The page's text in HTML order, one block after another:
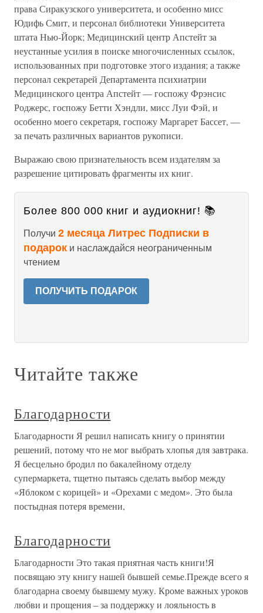
права Сиракузского университета, и особенно мисс
Юдифь Смит, и персонал библиотеки Университета
штата Нью-Йорк; Медицинский центр Апстейт за
неустанные усилия в поиске многочисленных ссылок,
использованных при подготовке этого издания; а также
персонал секретарей Департамента психиатрии
Медицинского центра Апстейт — госпожу Фрэнсис
Роджерс, госпожу Бетти Хэндли, мисс Луи Фэй, и
особенно моего секретаря, госпожу Маргарет Бассет, —
за печать различных вариантов рукописи.
Выражаю свою признательность всем издателям за
разрешение цитировать фрагменты их книг.
Более 800 000 книг и аудиокниг! 📚
Получи 2 месяца Литрес Подписки в
подарок и наслаждайся неограниченным
чтением
ПОЛУЧИТЬ ПОДАРОК
Читайте также
Благодарности
Благодарности Я решил написать книгу о принятии
решений, потому что не мог выбрать хлопья для завтрака.
Я бесцельно бродил по бакалейному отделу
супермаркета, тщетно пытаясь сделать выбор между
«Яблоком с корицей» и «Орехами с медом». Это была
постыдная потеря времени,
Благодарности
Благодарности Это такая приятная часть книги!Я
посвящаю эту книгу нашей бывшей семье.Прежде всего я
благодарна своему бывшему мужу. Кроме важных уроков
любви и прощения – за поддержку и лояльность в